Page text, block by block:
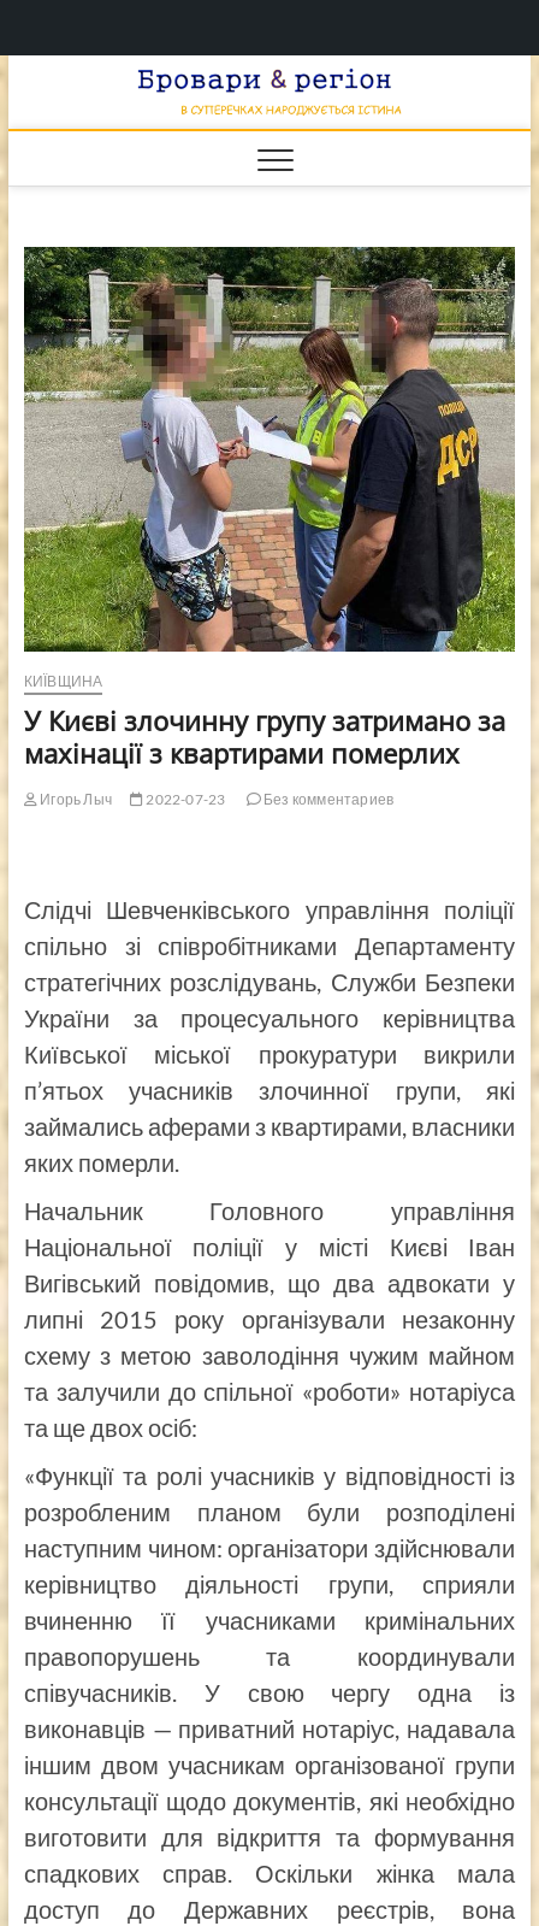
&
НАРОДЖУЄТЬСЯ
КИЇВЩИНА
У Києві злочинну групу затримано за
махінації з квартирами померлих
Игорь Лыч 2022-07-23 Без комментариев
Слідчі Шевченківського управління поліції
спільно зі співробітниками Департаменту
стратегічних розслідувань, Служби Безпеки
України за процесуального керівництва
Київської міської прокуратури викрили
п’ятьох учасників злочинної групи, які
займались аферами з квартирами, власники
яких померли.
Начальник Головного управління
Національної поліції у місті Києві Іван
Вигівський повідомив, що два адвокати у
липні 2015 року організували незаконну
схему з метою заволодіння чужим майном
та залучили до спільної «роботи» нотаріуса
та ще двох осіб:
«Функції та ролі учасників у відповідності із
розробленим планом були розподілені
наступним чином: організатори здійснювали
керівництво діяльності групи, сприяли
вчиненню її учасниками кримінальних
правопорушень та координували
співучасників. У свою чергу одна із
виконавців — приватний нотаріус, надавала
іншим двом учасникам організованої групи
консультації щодо документів, які необхідно
виготовити для відкриття та формування
спадкових справ. Оскільки жінка мала
доступ до Державних реєстрів, вона